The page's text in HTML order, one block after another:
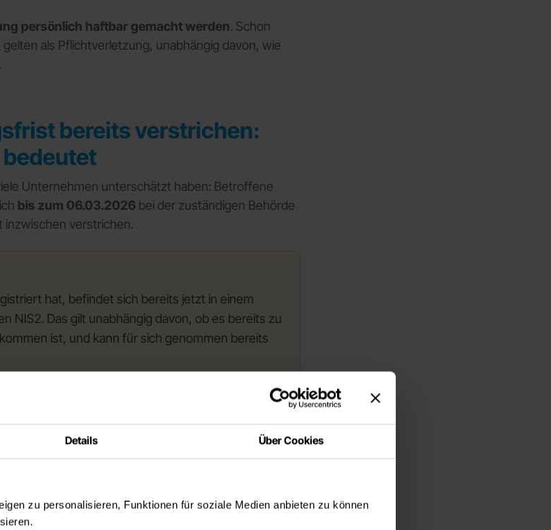
Details Über Cookies
zu personalisieren, Funktionen für soziale Medien anbieten zu können
persönlich haftbar gemacht werden. Schon
gelten als Pflichtverletzung, unabhängig davon, wie
bereits verstrichen:
Unternehmen unterschätzt haben: Betroffene
bis zum 06.03.2026bei der zuständigen Behörde
inzwischen verstrichen.
hat, befindet sich bereits jetzt in einem
NIS2. Das gilt unabhängig davon, ob es bereits zu
ist, und kann für sich genommen bereits
. Je länger der Verstoß besteht, desto größer
Beanstandung.